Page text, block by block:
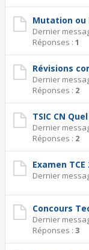
Mutation ou
Dernier
Réponses : 1
Révisions
Dernier
Réponses : 2
TSIC CN
Dernier
Réponses : 2
Examen TCE
Dernier
Concours
Dernier
Réponses : 3